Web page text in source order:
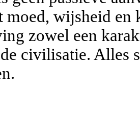
moed, wijsheid en
zowel een
civilisatie. Alles